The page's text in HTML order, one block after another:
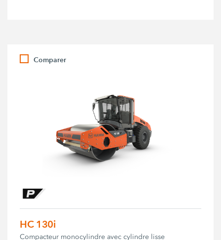
Comparer
HC 130i
Compacteur monocylindre avec cylindre lisse